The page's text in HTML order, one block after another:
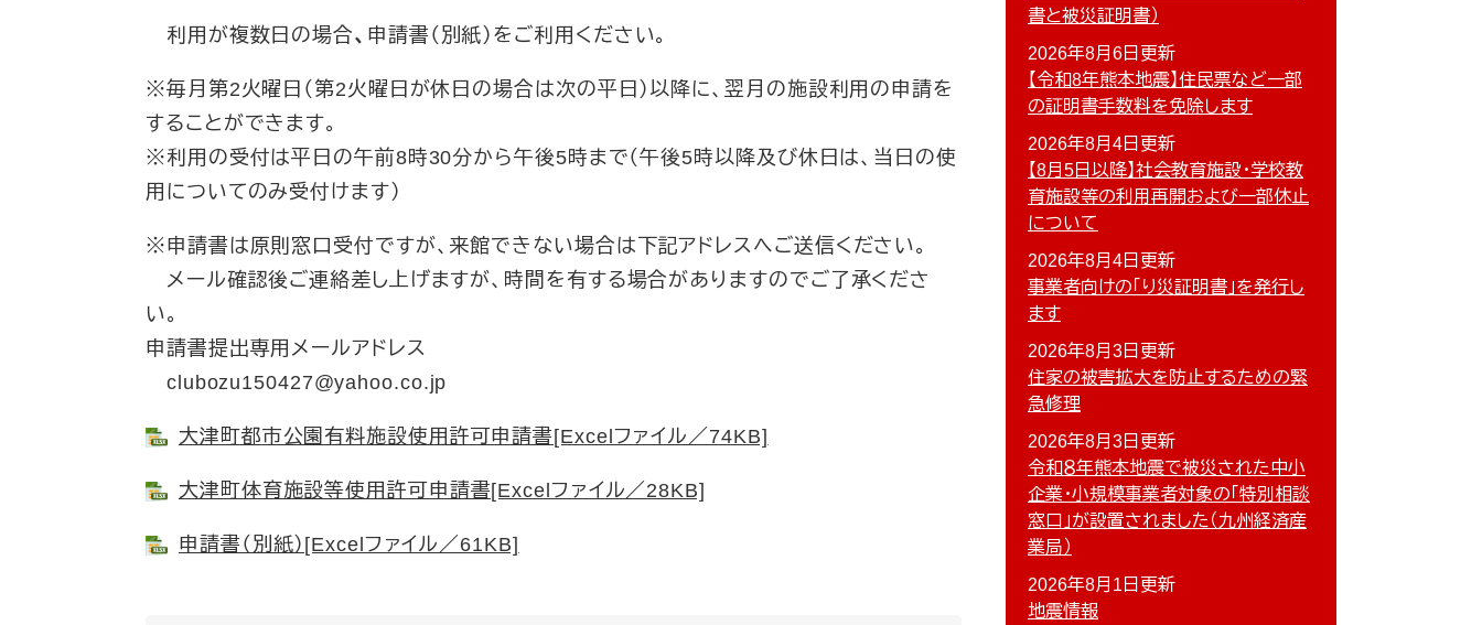
利用が複数日の場合、 申請書（別紙）をご利用ください。
※毎月第2火曜日（第2火曜日が休日の場合は次の平日）以降に、翌月の施設利用の申請を
することができます。
※利用の受付は平日の午前8時30分から午後5時まで（午後5時以降及び休日は、当日の使
用についてのみ受付けます）
※申請書は原則窓口受付ですが、来館できない場合は下記アドレスへご送信ください。
メール確認後ご連絡差し上げますが、時間を有する場合がありますのでご了承くださ
い。
申請書提出専用メールアドレス
clubozu150427@yahoo.co.jp
大津町都市公園有料施設使用許可申請書[Excelファイル／74KB]
大津町体育施設等使用許可申請書[Excelファイル／28KB]
申請書（別紙）[Excelファイル／61KB]
書と被災証明書）
2026年8月6日更新
【令和8年熊本地震】住民票など一部
の証明書手数料を免除します
2026年8月4日更新
【8月5日以降】社会教育施設・学校教
育施設等の利用再開および一部休止
について
2026年8月4日更新
事業者向けの「り災証明書」を発行し
ます
2026年8月3日更新
住家の被害拡大を防止するための緊
急修理
2026年8月3日更新
令和８年熊本地震で被災された中小
企業・小規模事業者対象の「特別相談
窓口」が設置されました（九州経済産
業局）
2026年8月1日更新
地震情報